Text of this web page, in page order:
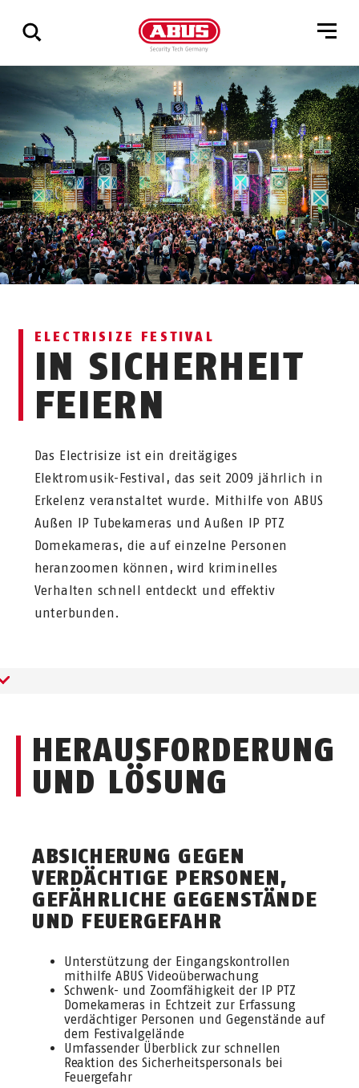
Ergebnisse
ELECTRISIZE FESTIVAL
IN SICHERHEIT
FEIERN
Das Electrisize ist ein dreitägiges
Elektromusik-Festival, das seit 2009 jährlich in
Erkelenz veranstaltet wurde. Mithilfe von ABUS
Außen IP Tubekameras und Außen IP PTZ
Domekameras, die auf einzelne Personen
heranzoomen können, wird kriminelles
Verhalten schnell entdeckt und effektiv
unterbunden.
HERAUSFORDERUNG
UND LÖSUNG
ABSICHERUNG GEGEN
VERDÄCHTIGE PERSONEN,
GEFÄHRLICHE GEGENSTÄNDE
UND FEUERGEFAHR
Unterstützung der Eingangskontrollen
mithilfe ABUS Videoüberwachung
Schwenk- und Zoomfähigkeit der IP PTZ
Domekameras in Echtzeit zur Erfassung
verdächtiger Personen und Gegenstände auf
dem Festivalgelände
Umfassender Überblick zur schnellen
Reaktion des Sicherheitspersonals bei
Feuergefahr